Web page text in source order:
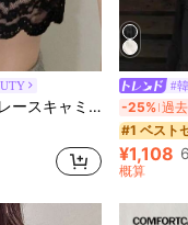
な無地インナー、新学期、冬、クリスマス、春節、カジュアルブラックサマーに適しています、シック&エレガント
#
-25%
#1 ベスト
売り切れ
#1 ベスト
売り切れ
#1 ベスト
売り切れ
#1 ベスト
売り切れ
¥1,108
概算